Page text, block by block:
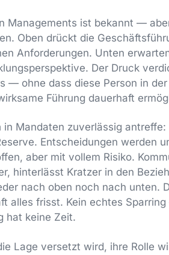
Managements ist bekannt —
Oben drückt die
Anforderungen. Unten
Der Druck
— ohne dass diese Person in
Führung dauerhaft
Mandaten zuverlässig antreffe:
Entscheidungen werden
aber mit vollem Risiko.
hinterlässt Kratzer in den
nach oben noch nach unten.
alles frisst. Kein echtes
hat keine Zeit.
Lage versetzt wird, ihre Rolle